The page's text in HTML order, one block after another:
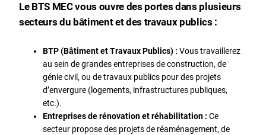
Le BTS MEC vous ouvre des portes dans plusieurs
secteurs du bâtiment et des travaux publics :
BTP (Bâtiment et Travaux Publics) : Vous travaillerez
au sein de grandes entreprises de construction, de
génie civil, ou de travaux publics pour des projets
d’envergure (logements, infrastructures publiques,
etc.).
Entreprises de rénovation et réhabilitation : Ce
secteur propose des projets de réaménagement, de